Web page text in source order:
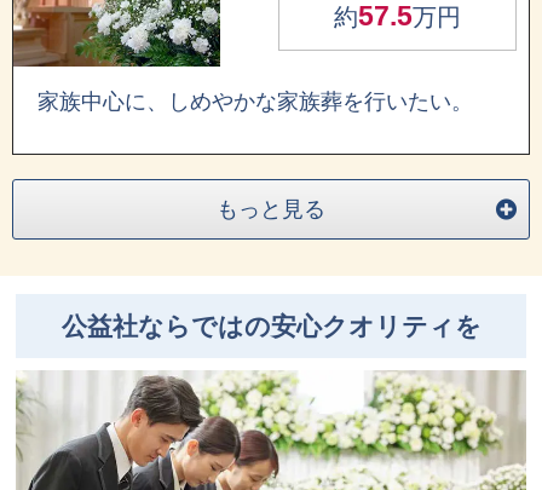
約57.5万円
家族中心に、しめやかな家族葬を行いたい。
もっと見る
公益社ならではの安心クオリティを